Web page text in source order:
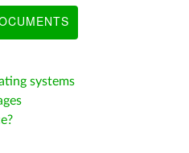
systems